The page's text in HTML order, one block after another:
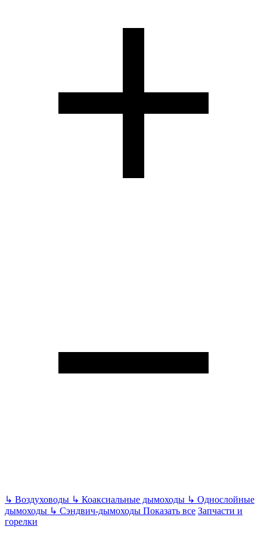
↳ Воздуховоды ↳ Коаксиальные дымоходы ↳ Однослойные
дымоходы ↳ Сэндвич-дымоходы Показать все Запчасти и
горелки